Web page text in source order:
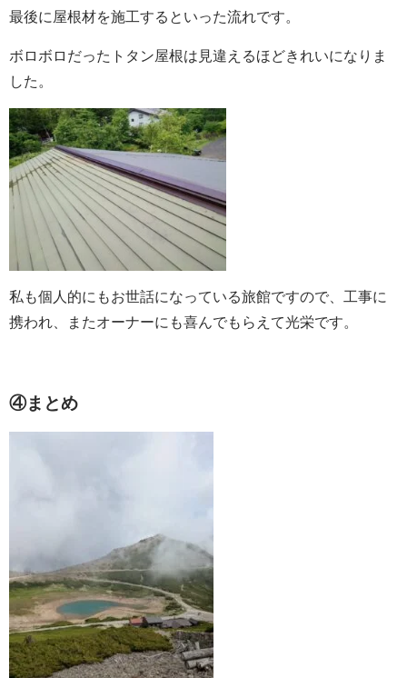
最後に屋根材を施工するといった流れです。
ボロボロだったトタン屋根は見違えるほどきれいになりま
した。
私も個人的にもお世話になっている旅館ですので、工事に
携われ、またオーナーにも喜んでもらえて光栄です。
④まとめ